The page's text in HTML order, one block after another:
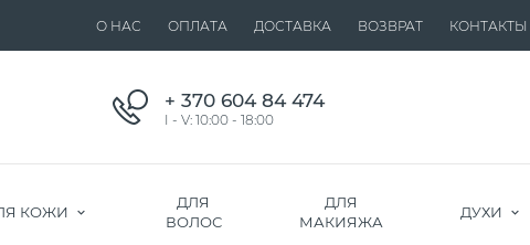
О НАС ОПЛАТА ДОСТАВКА ВОЗВРАТ КОНТАКТЫ
+ 370 604 84 474
I - V: 10:00 - 18:00
КОЖИ
ДЛЯ
ВОЛОС
ДЛЯ
МАКИЯЖА
ДУХИ